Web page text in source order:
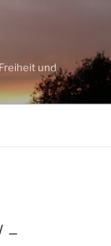
und
–